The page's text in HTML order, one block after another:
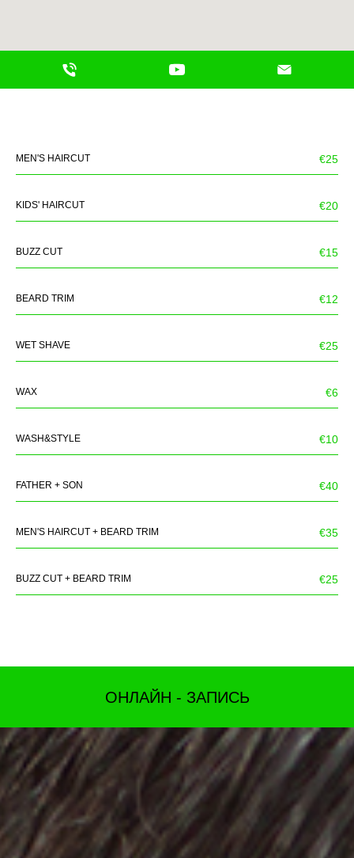
MEN'S HAIRCUT €25
KIDS' HAIRCUT €20
BUZZ CUT €15
BEARD TRIM €12
WET SHAVE €25
WAX €6
WASH&STYLE €10
FATHER + SON €40
MEN'S HAIRCUT + BEARD TRIM €35
BUZZ CUT + BEARD TRIM €25
ОНЛАЙН - ЗАПИСЬ